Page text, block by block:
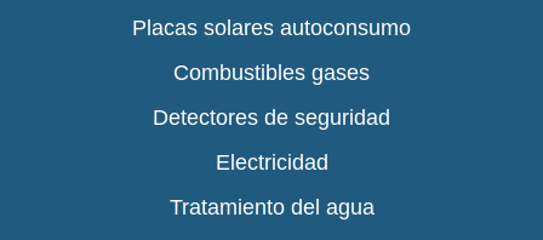
Placas solares autoconsumo
Combustibles gases
Detectores de seguridad
Electricidad
Tratamiento del agua